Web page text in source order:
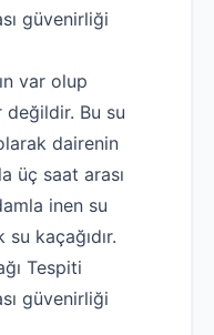
güvenirliği
var olup
değildir. Bu su
dairenin
üç saat arası
inen su
kaçağıdır.
Tespiti
güvenirliği